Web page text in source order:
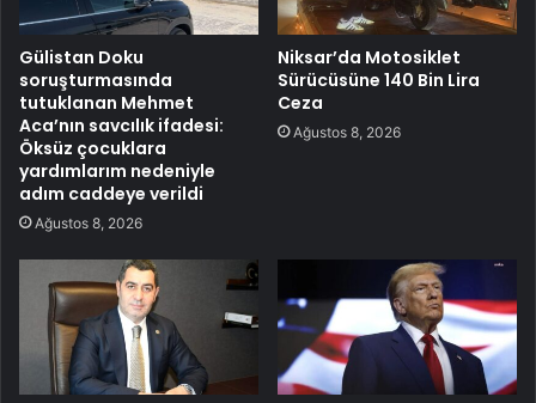
Gülistan Doku
soruşturmasında
tutuklanan Mehmet
Aca’nın savcılık ifadesi:
Öksüz çocuklara
yardımlarım nedeniyle
adım caddeye verildi
Ağustos 8, 2026
Niksar’da Motosiklet
Sürücüsüne 140 Bin Lira
Ceza
Ağustos 8, 2026